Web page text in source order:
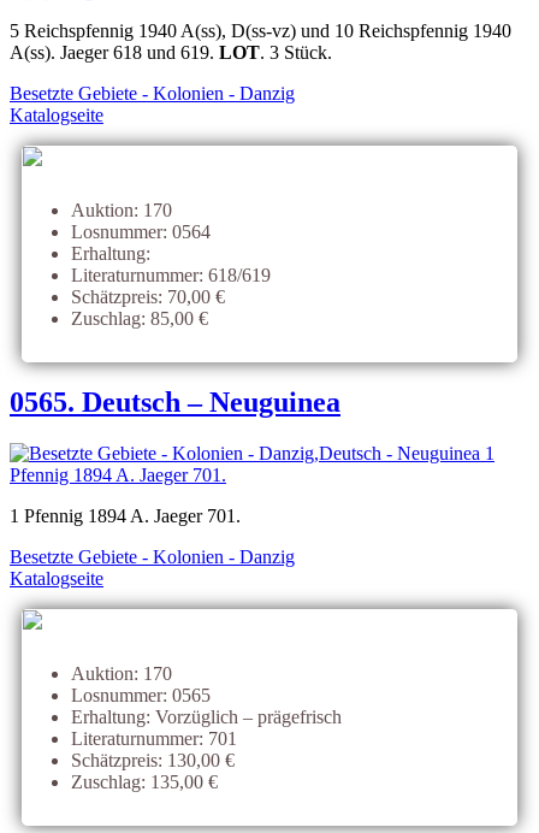
5 Reichspfennig 1940 A(ss), D(ss-vz) und 10 Reichspfennig 1940
A(ss). Jaeger 618 und 619. LOT. 3 Stück.
Besetzte Gebiete - Kolonien - Danzig
Katalogseite
Auktion: 170
Losnummer: 0564
Erhaltung:
Literaturnummer: 618/619
Schätzpreis: 70,00 €
Zuschlag: 85,00 €
0565. Deutsch – Neuguinea
1 Pfennig 1894 A. Jaeger 701.
Besetzte Gebiete - Kolonien - Danzig
Katalogseite
Auktion: 170
Losnummer: 0565
Erhaltung: Vorzüglich – prägefrisch
Literaturnummer: 701
Schätzpreis: 130,00 €
Zuschlag: 135,00 €